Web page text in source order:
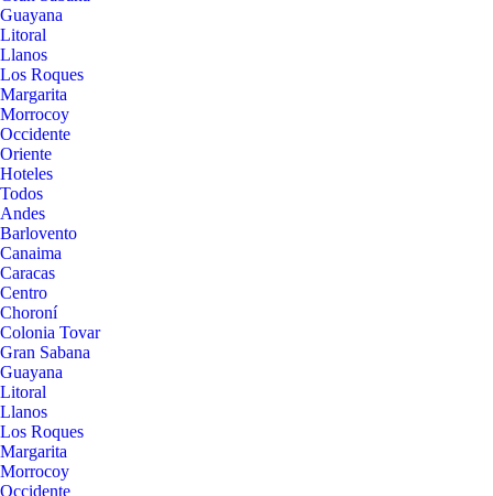
Guayana
Litoral
Llanos
Los Roques
Margarita
Morrocoy
Occidente
Oriente
Hoteles
Todos
Andes
Barlovento
Canaima
Caracas
Centro
Choroní
Colonia Tovar
Gran Sabana
Guayana
Litoral
Llanos
Los Roques
Margarita
Morrocoy
Occidente